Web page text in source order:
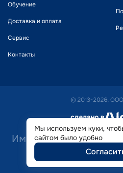
Обучение
Доставка и оплата
Сервис
Контакты
© 2013-2026,
сделано в
Имеются
консультация
Мы используем куки,
сайтом было удобно